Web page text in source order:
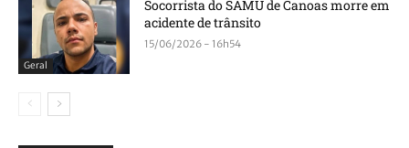
Geral
Socorrista do SAMU de Canoas morre em
acidente de trânsito
15/06/2026 - 16h54